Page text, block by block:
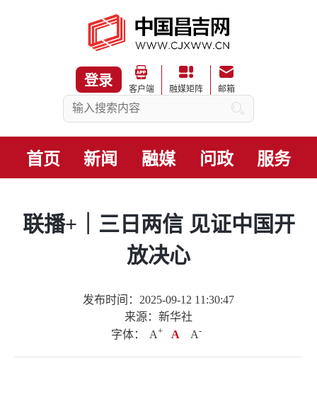
登录
客户端 融媒矩阵 邮箱
首页 新闻 融媒 问政 服务
联播+｜三日两信 见证中国开
放决心
发布时间：2025-09-12 11:30:47
来源：新华社
字体：
A+ A A-